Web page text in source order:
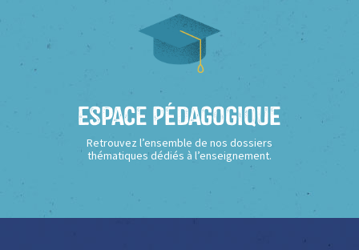
Espace Pédagogique
Retrouvez l’ensemble de nos dossiers
thématiques dédiés à l’enseignement.